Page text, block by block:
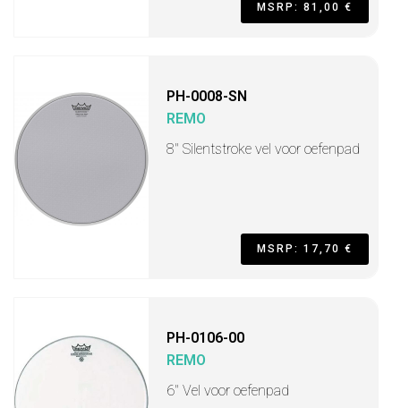
MSRP: 81,00 €
PH-0008-SN
REMO
8" Silentstroke vel voor oefenpad
MSRP: 17,70 €
PH-0106-00
REMO
6" Vel voor oefenpad